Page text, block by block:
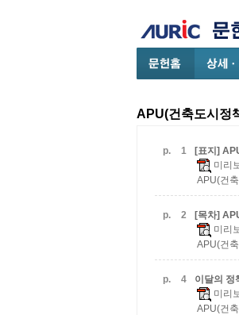
APU(건축도시정
p. 1 [표지]
미리
APU(건
p. 2 [목차]
미리
APU(건
p. 4
이달의
미리
APU(건